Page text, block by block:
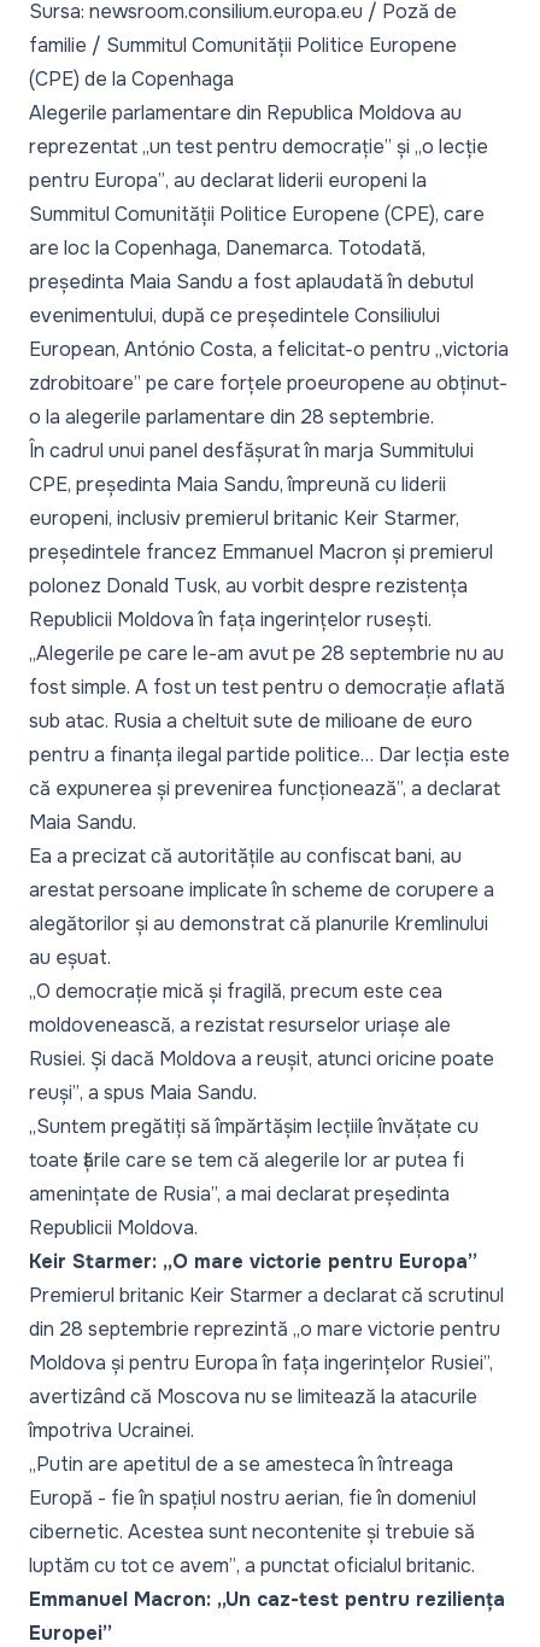
Sursa: newsroom.consilium.europa.eu / Poză de
familie / Summitul Comunității Politice Europene
(CPE) de la Copenhaga
Alegerile parlamentare din Republica Moldova au
reprezentat„un test pentru democrație” și „o lecție
pentru Europa”, au declarat liderii europeni la
Summitul Comunității Politice Europene (CPE), care
are loc la Copenhaga, Danemarca. Totodată,
președinta Maia Sandu a fost aplaudată în debutul
evenimentului, după ce președintele Consiliului
European, António Costa, a felicitat-o pentru „victoria
zdrobitoare” pe care forțele proeuropene au obținut-
o la alegerile parlamentare din 28 septembrie.
În cadrul unui panel desfășurat în marja Summitului
CPE, președinta Maia Sandu, împreună cu liderii
europeni, inclusiv premierul britanic Keir Starmer,
președintele francez Emmanuel Macron și premierul
polonez Donald Tusk, au vorbit despre rezistența
Republicii Moldova în fața ingerințelor rusești.
„Alegerile pe care le-am avut pe 28 septembrie nu au
fost simple. A fost un test pentru o democrație aflată
sub atac. Rusia a cheltuit sute de milioane de euro
pentru a finanța ilegal partide politice… Dar lecția este
că expunerea și prevenirea funcționează”, a declarat
Maia Sandu.
Ea a precizat că autoritățile au confiscat bani, au
arestat persoane implicate în scheme de corupere a
alegătorilor și au demonstrat că planurile Kremlinului
au eșuat.
„O democrație mică și fragilă, precum este cea
moldovenească, a rezistat resurselor uriașe ale
Rusiei. Și dacă Moldova a reușit, atunci oricine poate
reuși”, a spus Maia Sandu.
„Suntem pregătiți să împărtășim lecțiile învățate cu
toate țările care se tem că alegerile lor ar putea fi
amenințate de Rusia”, a mai declarat președinta
Republicii Moldova.
Keir Starmer: „O mare victorie pentru Europa”
Premierul britanic Keir Starmer a declarat că scrutinul
din 28 septembrie reprezintă „o mare victorie pentru
Moldova și pentru Europa în fața ingerințelor Rusiei”,
avertizând că Moscova nu se limitează la atacurile
împotriva Ucrainei.
„Putin are apetitul de a se amesteca în întreaga
Europă - fie în spațiul nostru aerian, fie în domeniul
cibernetic. Acestea sunt necontenite și trebuie să
luptăm cu tot ce avem”, a punctat oficialul britanic.
Emmanuel Macron: „Un caz-test pentru reziliența
Europei”